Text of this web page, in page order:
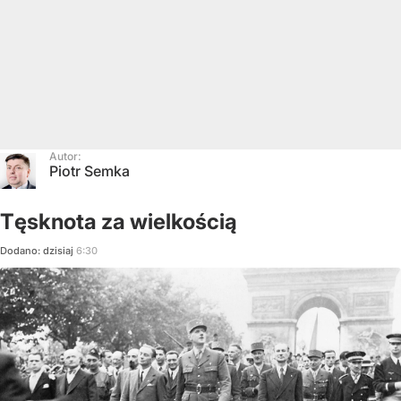
Autor:
Piotr Semka
Tęsknota za wielkością
Dodano: dzisiaj 6:30